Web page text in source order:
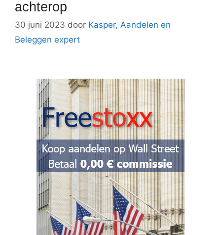
achterop
30 juni 2023 door Kasper, Aandelen en
Beleggen expert